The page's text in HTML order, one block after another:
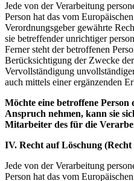
Jede von der Verarbeitung
Person hat das vom
Verordnungsgeber gewährte
sie betreffender unrichtiger
Ferner steht der betroffenen
Berücksichtigung der Zwecke
Vervollständigung
auch mittels einer ergänzenden
Möchte eine betroffene Person
Anspruch nehmen, kann sie
Mitarbeiter des für die
IV. Recht auf Löschung (Recht
Jede von der Verarbeitung
Person hat das vom